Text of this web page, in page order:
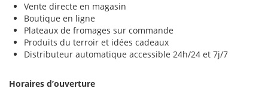
Vente directe en magasin
Boutique en ligne
Plateaux de fromages sur commande
Produits du terroir et idées cadeaux
Distributeur automatique accessible 24h/24 et 7j/7
Horaires d’ouverture